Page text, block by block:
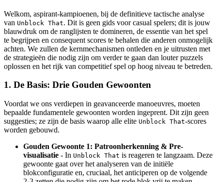
Welkom, aspirant-kampioenen, bij de definitieve tactische analyse
van Unblock That. Dit is geen gids voor casual spelers; dit is jouw
blauwdruk om de ranglijsten te domineren, de essentie van het spel
te begrijpen en consequent scores te behalen die anderen onmogelijk
achten. We zullen de kernmechanismen ontleden en je uitrusten met
de strategieën die nodig zijn om verder te gaan dan louter puzzels
oplossen en het rijk van competitief spel op hoog niveau te betreden.
1. De Basis: Drie Gouden Gewoonten
Voordat we ons verdiepen in geavanceerde manoeuvres, moeten
bepaalde fundamentele gewoonten worden ingeprent. Dit zijn geen
suggesties; ze zijn de basis waarop alle elite Unblock That-scores
worden gebouwd.
Gouden Gewoonte 1: Patroonherkenning & Pre-
visualisatie - In Unblock That is reageren te langzaam. Deze
gewoonte gaat over het analyseren van de initiële
blokconfiguratie en, cruciaal, het anticiperen op de volgende